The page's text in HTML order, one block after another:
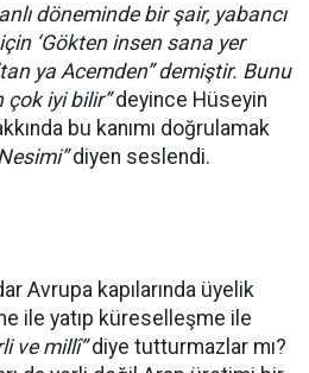
döneminde bir şair, yabancı
‘Gökten insen sana yer
ya Acemden” demiştir. Bunu
çok iyi bilir”deyince Hüseyin
bu kanımı doğrulamak
diyen seslendi.
Avrupa kapılarında üyelik
ile yatıp küreselleşme ile
ve millî”diye tutturmazlar mı?